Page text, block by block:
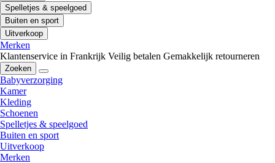
Spelletjes & speelgoed
Buiten en sport
Uitverkoop
Merken
Klantenservice in Frankrijk Veilig betalen Gemakkelijk retourneren
Zoeken
Babyverzorging
Kamer
Kleding
Schoenen
Spelletjes & speelgoed
Buiten en sport
Uitverkoop
Merken